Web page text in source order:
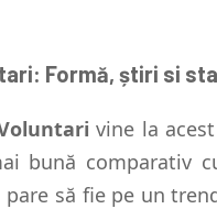
Formă, știri si
vine la
bună comparativ
pare să fie pe un